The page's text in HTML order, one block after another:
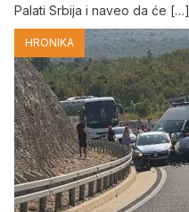
Palati Srbija i naveo da će […]
HRONIKA